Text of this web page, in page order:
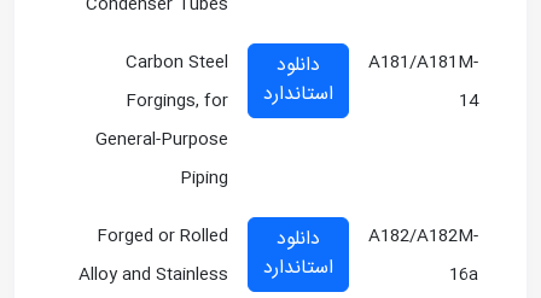
A181/A181M-
14
دانلود
استاندارد
Carbon Steel
Forgings, for
General-Purpose
Piping
A182/A182M-
16a
دانلود
استاندارد
Forged or Rolled
Alloy and Stainless